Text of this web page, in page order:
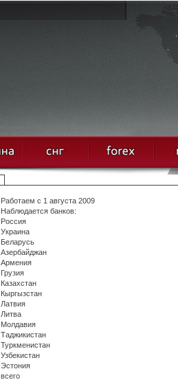
Работаем с 1 августа 2009
Наблюдается банков:
Россия
Украина
Беларусь
Азербайджан
Армения
Грузия
Казахстан
Кыргызстан
Латвия
Литва
Молдавия
Таджикистан
Туркменистан
Узбекистан
Эстония
всего